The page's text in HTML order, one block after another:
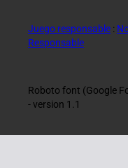
Juego responsable :
Responsable
Roboto font (Google
- version 1.1